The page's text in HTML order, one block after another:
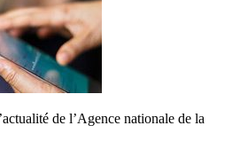
de l’Agence nationale de la